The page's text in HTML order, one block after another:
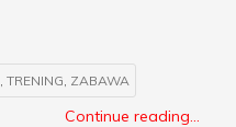
, TRENING, ZABAWA
Continue reading...